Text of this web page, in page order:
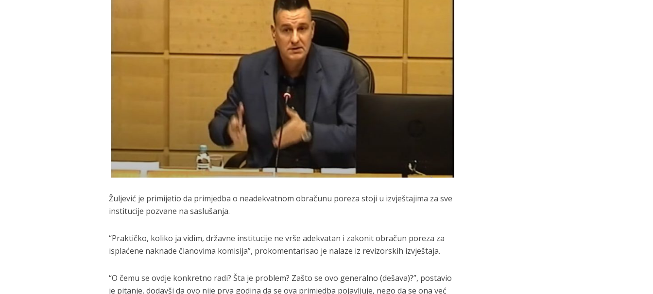
Žuljević je primijetio da primjedba o neadekvatnom obračunu poreza stoji u izvještajima za sve
institucije pozvane na saslušanja.
“Praktičko, koliko ja vidim, državne institucije ne vrše adekvatan i zakonit obračun poreza za
isplaćene naknade članovima komisija”, prokomentarisao je nalaze iz revizorskih izvještaja.
“O čemu se ovdje konkretno radi? Šta je problem? Zašto se ovo generalno (dešava)?”, postavio
je pitanje, dodavši da ovo nije prva godina da se ova primjedba pojavljuje, nego da se ona već